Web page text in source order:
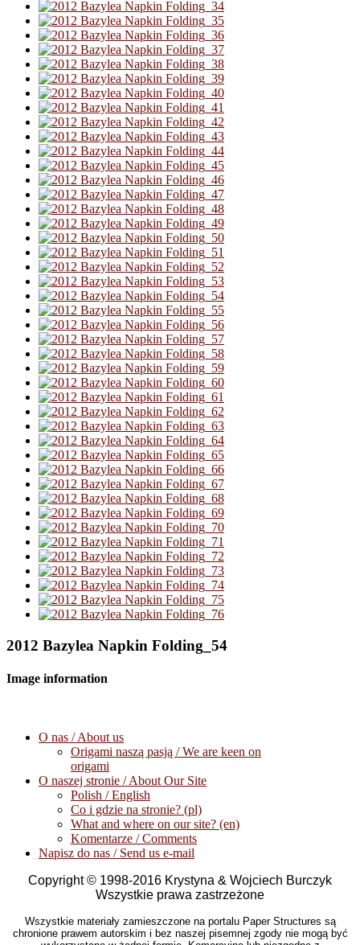
2012 Bazylea Napkin Folding_54
Image information
O nas / About us
Origami naszą pasją / We are keen on
origami
O naszej stronie / About Our Site
Polish / English
Co i gdzie na stronie? (pl)
What and where on our site? (en)
Komentarze / Comments
Napisz do nas / Send us e-mail
Copyright © 1998-2016 Krystyna & Wojciech Burczyk
Wszystkie prawa zastrzeżone
Wszystkie materiały zamieszczone na portalu Paper Structures są
chronione prawem autorskim i bez naszej pisemnej zgody nie mogą być